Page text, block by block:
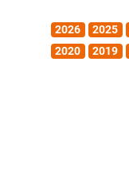
2026 2025
2020
2019